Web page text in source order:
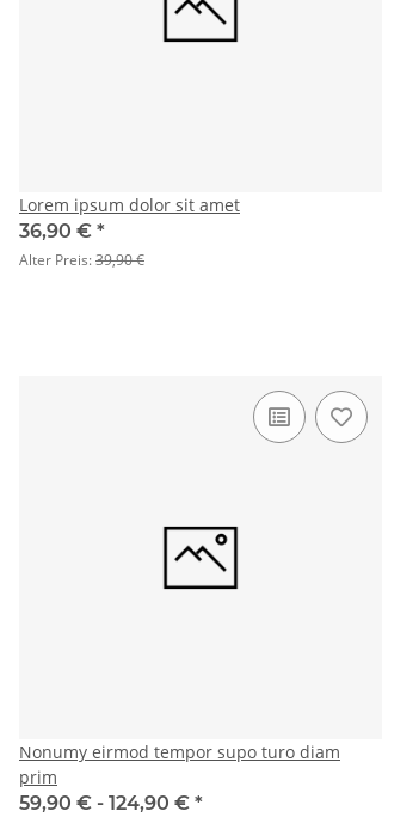
Lorem ipsum dolor sit amet
36,90 € *
Alter Preis:39,90 €
Nonumy eirmod tempor supo turo diam
prim
59,90 € - 124,90 € *